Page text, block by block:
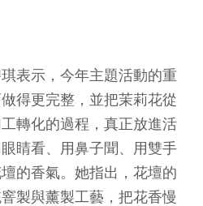
表示，今年主題活動的重
得更完整，並把茉莉花從
轉化的過程，真正放進活
睛看、用鼻子聞、用雙手
的香氣。她指出，花壇的
製與薰製工藝，把花香慢